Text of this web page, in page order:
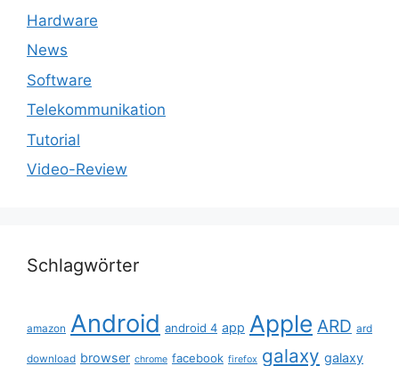
Hardware
News
Software
Telekommunikation
Tutorial
Video-Review
Schlagwörter
amazon Android android 4 app Apple ARD ard
download browser chrome facebook firefox galaxy galaxy